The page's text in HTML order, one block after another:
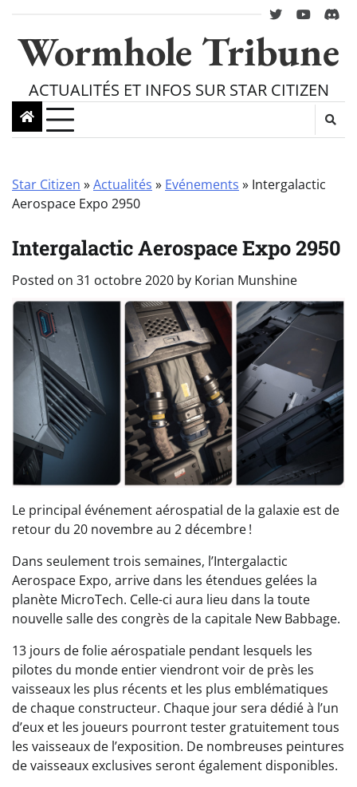
content
twitteryoutube
Wormhole Tribune
ACTUALITÉS ET INFOS SUR STAR CITIZEN
Star Citizen »Actualités » Evénements » Intergalactic
Aerospace Expo 2950
Intergalactic Aerospace Expo 2950
Posted on 31 octobre 2020 by Korian Munshine
Le principal événement aérospatial de la galaxie est de
retour du 20 novembre au 2 décembre !
Dans seulement trois semaines, l’Intergalactic
Aerospace Expo, arrive dans les étendues gelées la
planète MicroTech. Celle-ci aura lieu dans la toute
nouvelle salle des congrès de la capitale New Babbage.
13 jours de folie aérospatiale pendant lesquels les
pilotes du monde entier viendront voir de près les
vaisseaux les plus récents et les plus emblématiques
de chaque constructeur. Chaque jour sera dédié à l’un
d’eux et les joueurs pourront tester gratuitement tous
les vaisseaux de l’exposition. De nombreuses peintures
de vaisseaux exclusives seront également disponibles.